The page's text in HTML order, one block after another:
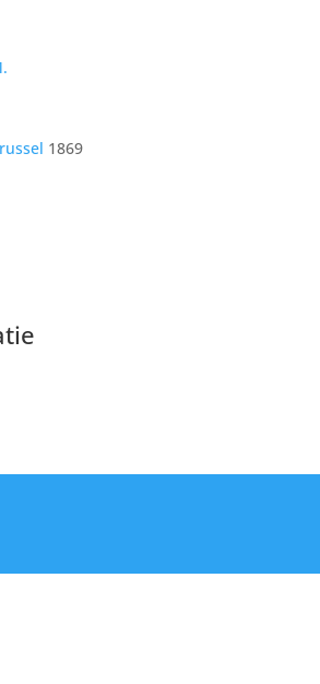
1869